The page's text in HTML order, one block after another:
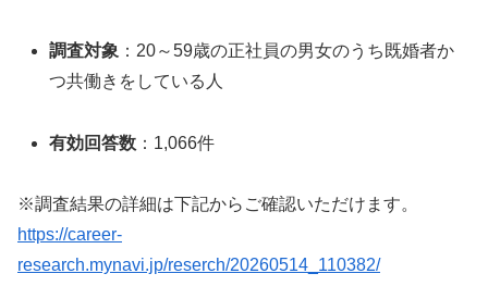
調査対象 ：20～59歳の正社員の男女のうち既婚者か
つ共働きをしている人
有効回答数 ：1,066件
※調査結果の詳細は下記からご確認いただけます。
https://career-
research.mynavi.jp/reserch/20260514_110382/